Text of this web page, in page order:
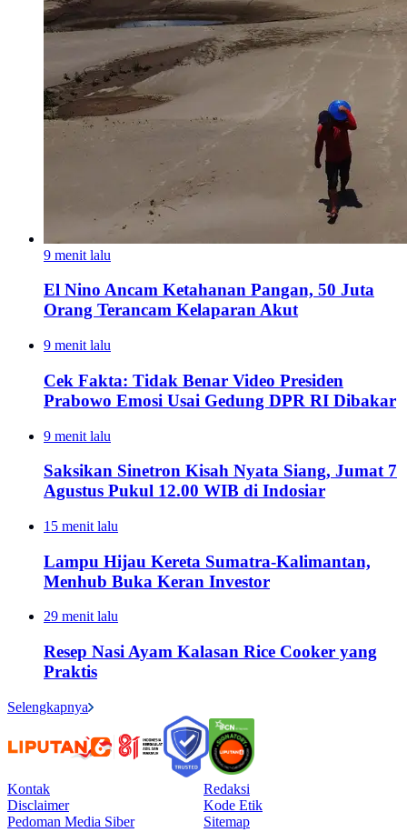
9 menit lalu
El Nino Ancam Ketahanan Pangan, 50 Juta
Orang Terancam Kelaparan Akut
9 menit lalu
Cek Fakta: Tidak Benar Video Presiden
Prabowo Emosi Usai Gedung DPR RI Dibakar
9 menit lalu
Saksikan Sinetron Kisah Nyata Siang, Jumat 7
Agustus Pukul 12.00 WIB di Indosiar
15 menit lalu
Lampu Hijau Kereta Sumatra-Kalimantan,
Menhub Buka Keran Investor
29 menit lalu
Resep Nasi Ayam Kalasan Rice Cooker yang
Praktis
Selengkapnya
Kontak
Redaksi
Disclaimer
Kode Etik
Pedoman Media Siber
Sitemap